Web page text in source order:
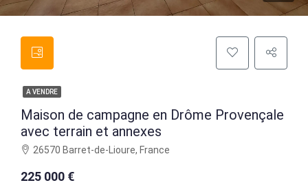
A VENDRE
Maison de campagne en Drôme Provençale
avec terrain et annexes
26570 Barret-de-Lioure, France
225 000 €